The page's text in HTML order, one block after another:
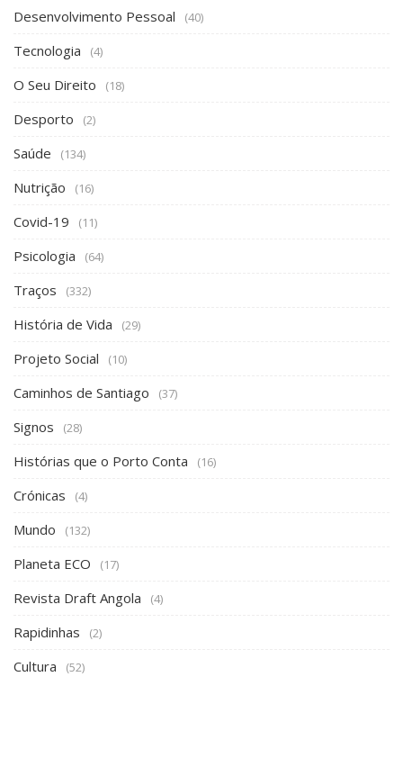
Desenvolvimento Pessoal (40)
Tecnologia (4)
O Seu Direito (18)
Desporto (2)
Saúde (134)
Nutrição (16)
Covid-19 (11)
Psicologia (64)
Traços (332)
História de Vida (29)
Projeto Social (10)
Caminhos de Santiago (37)
Signos (28)
Histórias que o Porto Conta (16)
Crónicas (4)
Mundo (132)
Planeta ECO (17)
Revista Draft Angola (4)
Rapidinhas (2)
Cultura (52)